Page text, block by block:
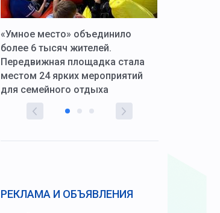
«Умное место» объединило
более 6 тысяч жителей.
Передвижная площадка стала
местом 24 ярких мероприятий
для семейного отдыха
РЕКЛАМА И ОБЪЯВЛЕНИЯ